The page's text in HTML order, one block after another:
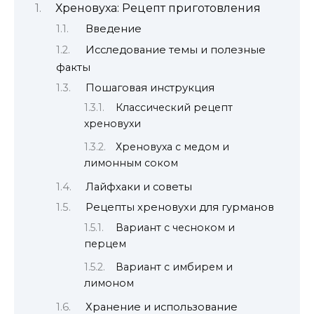
Хреновуха: Рецепт приготовления
Введение
Исследование темы и полезные
факты
Пошаговая инструкция
Классический рецепт
хреновухи
Хреновуха с медом и
лимонным соком
Лайфхаки и советы
Рецепты хреновухи для гурманов
Вариант с чесноком и
перцем
Вариант с имбирем и
лимоном
Хранение и использование